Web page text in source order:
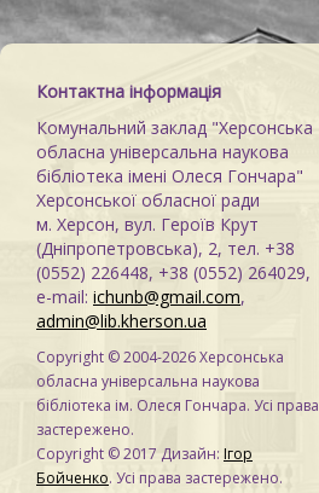
Контактна інформація
Комунальний заклад "Херсонська
обласна універсальна наукова
бібліотека імені Олеся Гончара"
Херсонської обласної ради
м. Херсон, вул. Героїв Крут
(Дніпропетровська), 2, тел. +38
(0552) 226448, +38 (0552) 264029,
e-mail: ichunb@gmail.com,
admin@lib.kherson.ua
Copyright © 2004-2026 Херсонська
обласна універсальна наукова
бібліотека ім. Олеся Гончара. Усі права
застережено.
Copyright © 2017 Дизайн: Ігор
Бойченко. Усі права застережено.